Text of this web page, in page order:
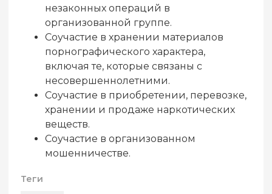
незаконных операций в
организованной группе.
Соучастие в хранении материалов
порнографического характера,
включая те, которые связаны с
несовершеннолетними.
Соучастие в приобретении, перевозке,
хранении и продаже наркотических
веществ.
Соучастие в организованном
мошенничестве.
Теги